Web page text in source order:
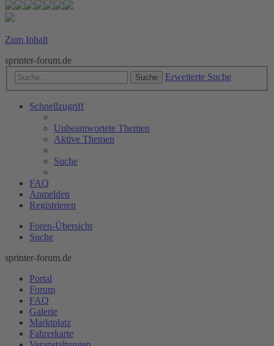
Zum Inhalt
sprinter-forum.de
Suche Erweiterte Suche
Schnellzugriff
Unbeantwortete Themen
Aktive Themen
Suche
FAQ
Anmelden
Registrieren
Foren-Übersicht
Suche
sprinter-forum.de
Portal
Forum
FAQ
Galerie
Marktplatz
Fahrerkarte